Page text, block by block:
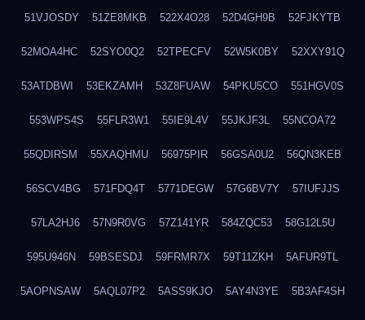
51VJOSDY 51ZE8MKB 522X4O28 52D4GH9B 52FJKYTB
52MOA4HC 52SYO0Q2 52TPECFV 52W5K0BY 52XXY91Q
53ATDBWI 53EKZAMH 53Z8FUAW 54PKU5CO 551HGV0S
553WPS4S 55FLR3W1 55IE9L4V 55JKJF3L 55NCOA72
55QDIRSM 55XAQHMU 56975PIR 56GSA0U2 56QN3KEB
56SCV4BG 571FDQ4T 5771DEGW 57G6BV7Y 57IUFJJS
57LA2HJ6 57N9R0VG 57Z141YR 584ZQC53 58G12L5U
595U946N 59BSESDJ 59FRMR7X 59T11ZKH 5AFUR9TL
5AOPNSAW 5AQL07P2 5ASS9KJO 5AY4N3YE 5B3AF4SH